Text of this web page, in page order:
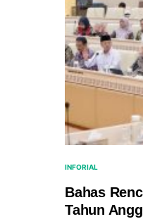
INFORIAL
Bahas
Tahun